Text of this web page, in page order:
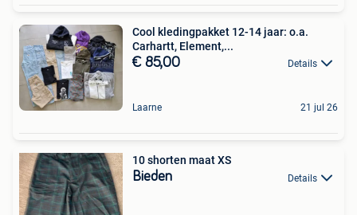
Cool kledingpakket 12-14 jaar: o.a.
Carhartt, Element,...
€ 85,00 Details
Laarne 21 jul 26
10 shorten maat XS
Bieden Details